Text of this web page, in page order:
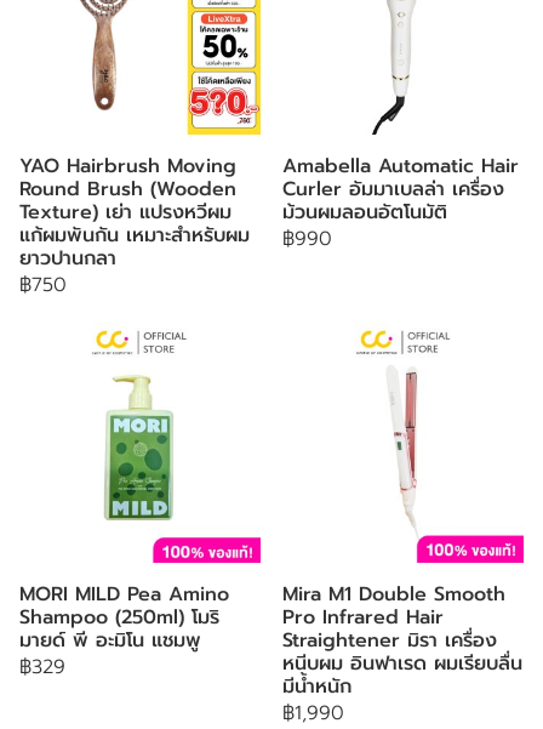
YAO Hairbrush Moving
Round Brush (Wooden
Texture) เย่า แปรงหวีผม
แก้ผมพันกัน เหมาะสำหรับผม
ยาวปานกลา
฿750
Amabella Automatic Hair
Curler อัมมาเบลล่า เครื่อง
ม้วนผมลอนอัตโนมัติ
฿990
MORI MILD Pea Amino
Shampoo (250ml) โมริ
มายด์ พี อะมิโน แชมพู
฿329
Mira M1 Double Smooth
Pro Infrared Hair
Straightener มิรา เครื่อง
หนีบผม อินฟาเรด ผมเรียบลื่น
มีน้ำหนัก
฿1,990